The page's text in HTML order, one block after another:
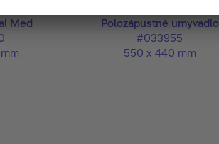
Med
Polozápustné umyvadlo
#033955
550 x 440 mm